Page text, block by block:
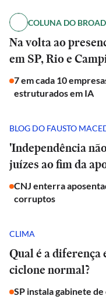
COLUNA DO
Na volta ao
em SP, Rio e
7 em cada 10
estruturados em IA
BLOG DO FAUSTO
'Independência
juízes ao fim da
CNJ enterra
corruptos
CLIMA
Qual é a diferença
ciclone normal?
SP instala gabinete